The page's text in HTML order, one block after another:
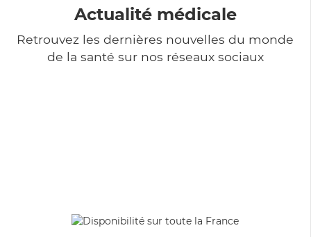
Actualité médicale
Retrouvez les dernières nouvelles du monde
de la santé sur nos réseaux sociaux